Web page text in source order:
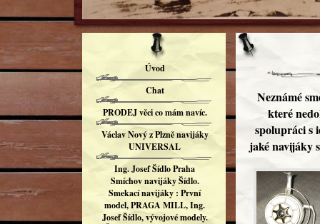
Neznámé
které
spolupráci s
jaké navijáky
Úvod
Chat
PRODEJ věci co mám navíc.
Václav Nový z Plzně navijáky
UNIVERSAL
Ing. Josef Šídlo Praha
Smíchov navijáky Šídlo.
Smekací navijáky : První
model, PRAGA MILL, Ing.
Josef Šídlo, vývojové modely.